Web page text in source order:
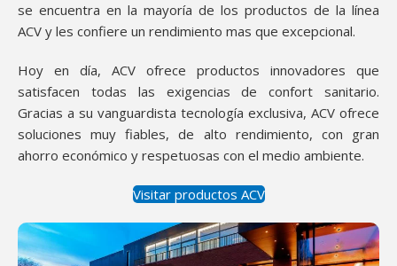
se encuentra en la mayoría de los productos de la línea
ACV y les confiere un rendimiento mas que excepcional.
Hoy en día, ACV ofrece productos innovadores que
satisfacen todas las exigencias de confort sanitario.
Gracias a su vanguardista tecnología exclusiva, ACV ofrece
soluciones muy fiables, de alto rendimiento, con gran
ahorro económico y respetuosas con el medio ambiente.
Visitar productos ACV